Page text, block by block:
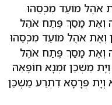
אֹהֶל מוֹעֵד מִכְסֵהוּ
וְאֶת מָסַךְ פֶּתַח אֹהֶל
וְאֶת אֹהֶל מוֹעֵד מִכְסֵהוּ
וְאֶת מָסַךְ פֶּתַח אֹהֶל
וְיָת מַשְׁכַּן זִמְנָא חוֹפָאֵהּ
וְיָת פְּרָסָא דִתְרַע מַשְׁכַּן